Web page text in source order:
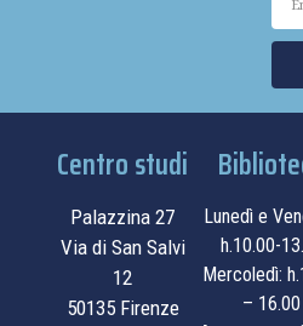
Centro studi
Palazzina 27
Via di San Salvi
12
50135 Firenze
Lunedì e
h.10.00-
Mercoledì:
– 16.00